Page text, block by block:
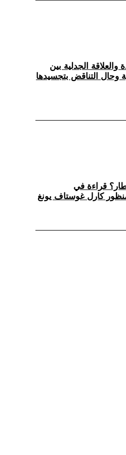
والعلاقة الجدلية بين
وحال التناقض بتجسيدها
قراءة في
كارل غوستاف يونغ